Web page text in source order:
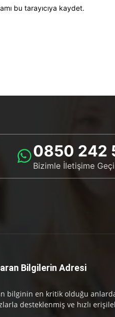
bu tarayıcıya kaydet.
0850 242
Bizimle İletişime
Bilgilerin Adresi
bilginin en kritik olduğu anlarda
desteklenmiş ve hızlı